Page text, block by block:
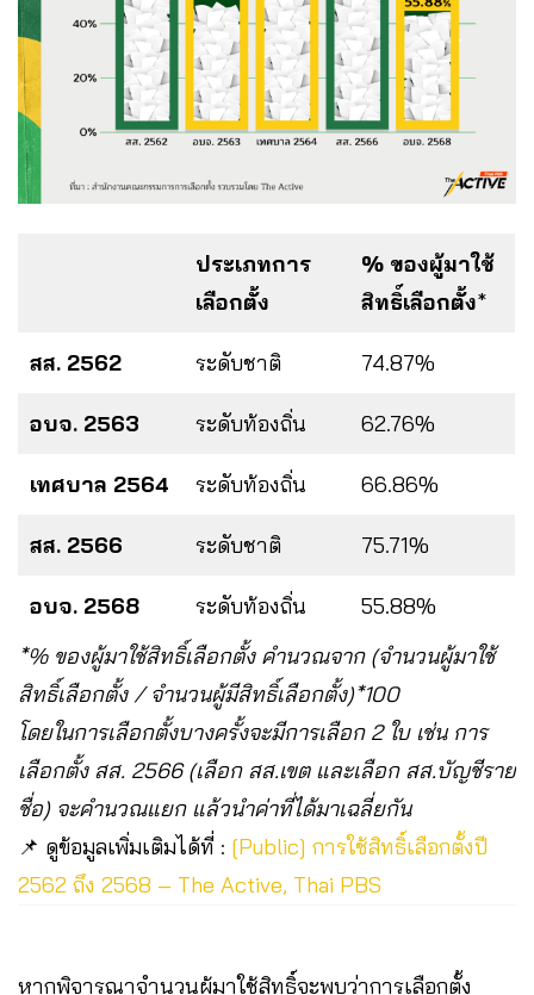
ประเภทการ
เลือกตั้ง
% ของผู้มาใช้
สิทธิ์เลือกตั้ง*
สส. 2562 ระดับชาติ 74.87%
อบจ. 2563 ระดับท้องถิ่น 62.76%
เทศบาล 2564 ระดับท้องถิ่น 66.86%
สส. 2566 ระดับชาติ 75.71%
อบจ. 2568 ระดับท้องถิ่น
55.88%
*% ของผู้มาใช้สิทธิ์เลือกตั้ง คำนวณจาก (จำนวนผู้มาใช้
สิทธิ์เลือกตั้ง / จำนวนผู้มีสิทธิ์เลือกตั้ง)*100
โดยในการเลือกตั้งบางครั้งจะมีการเลือก 2 ใบ เช่น การ
เลือกตั้ง สส. 2566 (เลือก สส.เขต และเลือก สส.บัญชีราย
ชื่อ) จะคำนวณแยก แล้วนำค่าที่ได้มาเฉลี่ยกัน
📌 ดูข้อมูลเพิ่มเติมได้ที่ : [Public] การใช้สิทธิ์เลือกตั้งปี
2562 ถึง 2568 – The Active, Thai PBS
หากพิจารณาจำนวนผู้มาใช้สิทธิ์จะพบว่าการเลือกตั้ง